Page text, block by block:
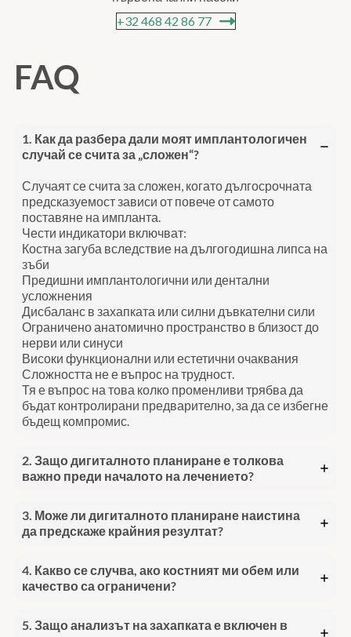
+32 468 42 86 77
FAQ
1. Как да разбера дали моят имплантологичен
случай се счита за „сложен“?
Случаят се счита за сложен, когато дългосрочната
предсказуемост зависи от повече от самото
поставяне на импланта.
Чести индикатори включват:
Костна загуба вследствие на дългогодишна липса на
зъби
Предишни имплантологични или дентални
усложнения
Дисбаланс в захапката или силни дъвкателни сили
Ограничено анатомично пространство в близост до
нерви или синуси
Високи функционални или естетични очаквания
Сложността не е въпрос на трудност.
Тя е въпрос на това колко променливи трябва да
бъдат контролирани предварително, за да се избегне
бъдещ компромис.
2. Защо дигиталното планиране е толкова
важно преди началото на лечението?
3. Може ли дигиталното планиране наистина
да предскаже крайния резултат?
4. Какво се случва, ако костният ми обем или
качество са ограничени?
5. Защо анализът на захапката е включен в